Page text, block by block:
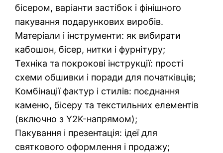
бісером, варіанти застібок і фінішного
пакування подарункових виробів.
Матеріали і інструменти: як вибирати
кабошон, бісер, нитки і фурнітуру;
Техніка та покрокові інструкції: прості
схеми обшивки і поради для початківців;
Комбінації фактур і стилів: поєднання
каменю, бісеру та текстильних елементів
(включно з Y2K-напрямом);
Пакування і презентація: ідеї для
святкового оформлення і продажу;